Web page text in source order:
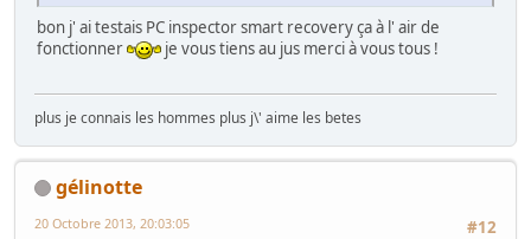
bon j' ai testais PC inspector smart recovery ça à l' air de
fonctionner
je vous tiens au jus merci à vous tous !
plus je connais les hommes plus j\' aime les betes
gélinotte
#12
20 Octobre 2013, 20:03:05